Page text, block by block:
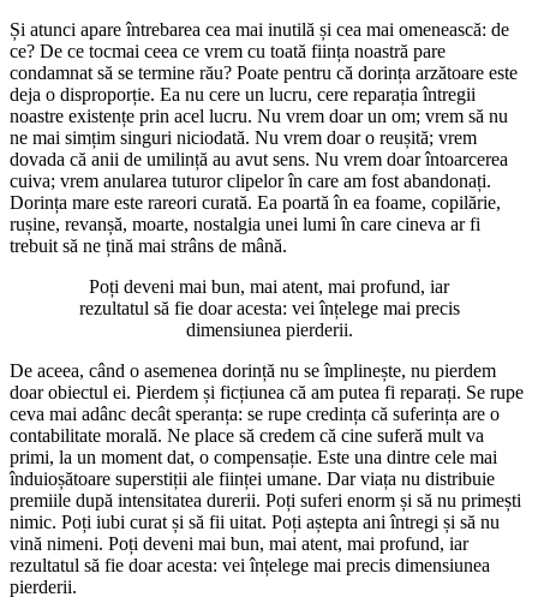
Și atunci apare întrebarea cea mai inutilă și cea mai omenească: de
ce? De ce tocmai ceea ce vrem cu toată ființa noastră pare
condamnat să se termine rău? Poate pentru că dorința arzătoare este
deja o disproporție. Ea nu cere un lucru, cere reparația întregii
noastre existențe prin acel lucru. Nu vrem doar un om; vrem să nu
ne mai simțim singuri niciodată. Nu vrem doar o reușită; vrem
dovada că anii de umilință au avut sens. Nu vrem doar întoarcerea
cuiva; vrem anularea tuturor clipelor în care am fost abandonați.
Dorința mare este rareori curată. Ea poartă în ea foame, copilărie,
rușine, revanșă, moarte, nostalgia unei lumi în care cineva ar fi
trebuit să ne țină mai strâns de mână.
Poți deveni mai bun, mai atent, mai profund, iar
rezultatul să fie doar acesta: vei înțelege mai precis
dimensiunea pierderii.
De aceea, când o asemenea dorință nu se împlinește, nu pierdem
doar obiectul ei. Pierdem și ficțiunea că am putea fi reparați. Se rupe
ceva mai adânc decât speranța: se rupe credința că suferința are o
contabilitate morală. Ne place să credem că cine suferă mult va
primi, la un moment dat, o compensație. Este una dintre cele mai
înduioșătoare superstiții ale ființei umane. Dar viața nu distribuie
premiile după intensitatea durerii. Poți suferi enorm și să nu primești
nimic. Poți iubi curat și să fii uitat. Poți aștepta ani întregi și să nu
vină nimeni. Poți deveni mai bun, mai atent, mai profund, iar
rezultatul să fie doar acesta: vei înțelege mai precis dimensiunea
pierderii.